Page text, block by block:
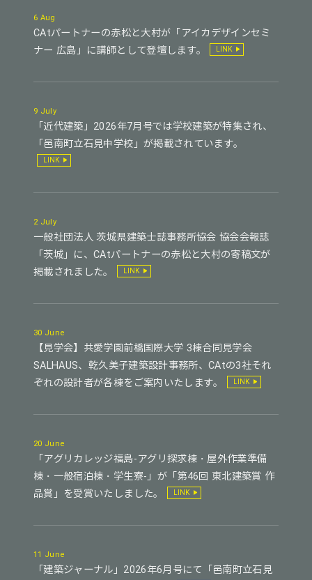
6 Aug
CAtパートナーの赤松と大村が「アイカデザインセミ
ナー 広島」に講師として登壇します。
LINK
9 July
「近代建築」2026年7月号では学校建築が特集され、
「邑南町立石見中学校」が掲載されています。
LINK
2 July
一般社団法人 茨城県建築士誌事務所協会 協会会報誌
「茨城」に、CAtパートナーの赤松と大村の寄稿文が
掲載されました。
LINK
30 June
【見学会】共愛学園前橋国際大学 3棟合同見学会
SALHAUS、乾久美子建築設計事務所、CAtの3社それ
ぞれの設計者が各棟をご案内いたします。
LINK
20 June
「アグリカレッジ福島-アグリ探求棟・屋外作業準備
棟・一般宿泊棟・学生寮-」が「第46回 東北建築賞 作
品賞」を受賞いたしました。
LINK
11 June
「建築ジャーナル」2026年6月号にて「邑南町立石見